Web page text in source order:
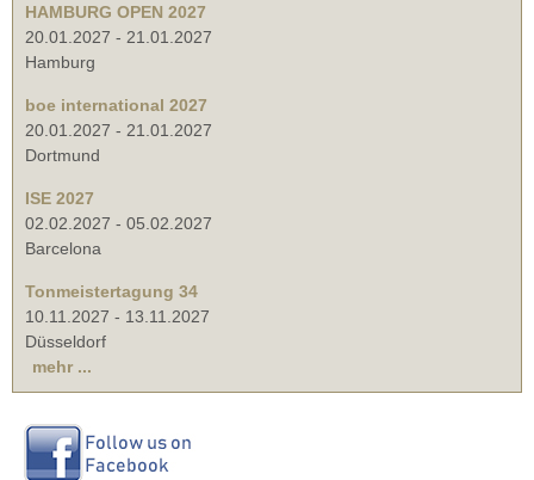
HAMBURG OPEN 2027
20.01.2027 - 21.01.2027
Hamburg
boe international 2027
20.01.2027 - 21.01.2027
Dortmund
ISE 2027
02.02.2027 - 05.02.2027
Barcelona
Tonmeistertagung 34
10.11.2027 - 13.11.2027
Düsseldorf
mehr ...